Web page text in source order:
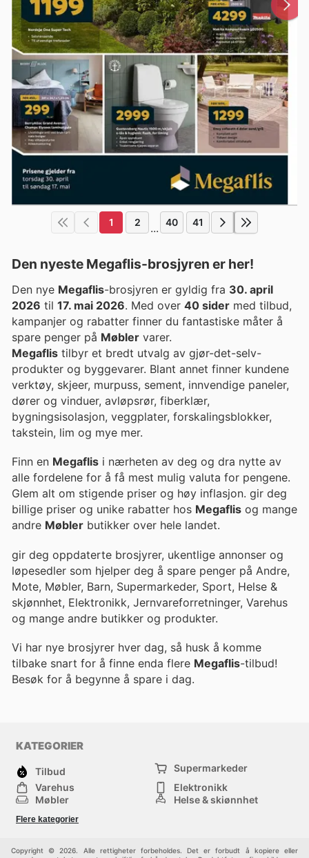
1 2 ... 40 41
Den nyeste Megaflis-brosjyren er her!
Den nye Megaflis-brosjyren er gyldig fra 30. april
2026 til 17. mai 2026. Med over 40 sider med tilbud,
kampanjer og rabatter finner du fantastiske måter å
spare penger på Møbler varer.
Megaflis tilbyr et bredt utvalg av gjør-det-selv-
produkter og byggevarer. Blant annet finner kundene
verktøy, skjeer, murpuss, sement, innvendige paneler,
dører og vinduer, avløpsrør, fiberklær,
bygningsisolasjon, veggplater, forskalingsblokker,
takstein, lim og mye mer.
Finn en Megaflis i nærheten av deg og dra nytte av
alle fordelene for å få mest mulig valuta for pengene.
Glem alt om stigende priser og høy inflasjon. gir deg
billige priser og unike rabatter hos Megaflis og mange
andre Møbler butikker over hele landet.
gir deg oppdaterte brosjyrer, ukentlige annonser og
løpesedler som hjelper deg å spare penger på Andre,
Mote, Møbler, Barn, Supermarkeder, Sport, Helse &
skjønnhet, Elektronikk, Jernvareforretninger, Varehus
og mange andre butikker og produkter.
Vi har nye brosjyrer hver dag, så husk å komme
tilbake snart for å finne enda flere Megaflis-tilbud!
Besøk for å begynne å spare i dag.
KATEGORIER
Tilbud
Supermarkeder
Varehus
Elektronikk
Møbler
Helse & skjønnhet
Sport
Flere kategorier
Copyright © 2026. Alle rettigheter forbeholdes. Det er forbudt å kopiere eller